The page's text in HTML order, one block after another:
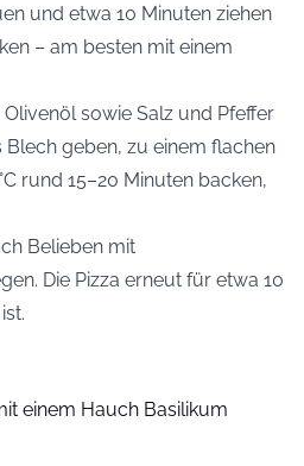
und etwa 10 Minuten ziehen
– am besten mit einem
sowie Salz und Pfeffer
geben, zu einem flachen
rund 15–20 Minuten backen,
Belieben mit
Die Pizza erneut für etwa 10
einem Hauch Basilikum